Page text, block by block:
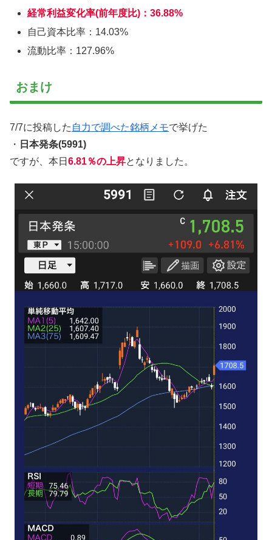
経常利益変化率(前年度比)：36.88%
自己資本比率：14.03%
流動比率：127.96%
おまけ
7/7に投稿した 自力で調べた銘柄メモで挙げた
・ 日本発条(5991)
ですが、本日 6.81％の上昇となりました。